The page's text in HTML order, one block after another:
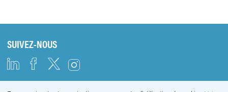
SUIVEZ-NOUS